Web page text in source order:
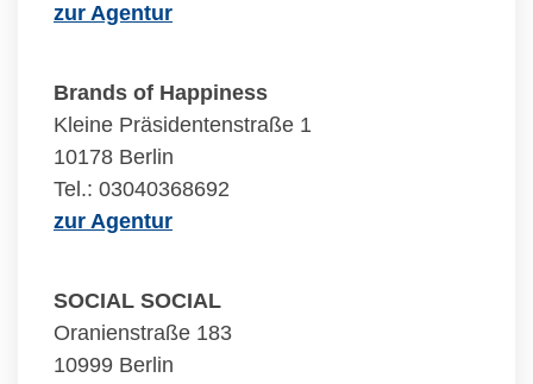
zur Agentur
Brands of Happiness
Kleine Präsidentenstraße 1
10178 Berlin
Tel.: 03040368692
zur Agentur
SOCIAL SOCIAL
Oranienstraße 183
10999 Berlin